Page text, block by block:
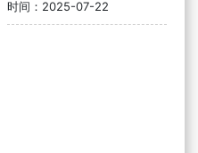
时间： 2025-07-22